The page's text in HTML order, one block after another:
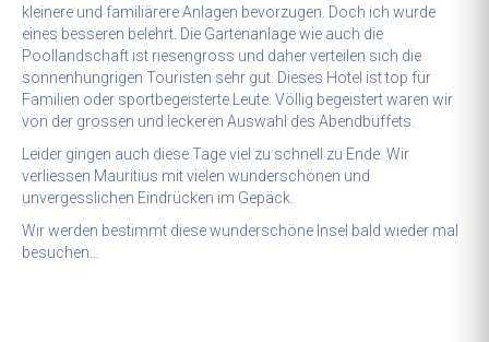
kleinere und familiärere Anlagen bevorzugen. Doch ich wurde
eines besseren belehrt. Die Gartenanlage wie auch die
Poollandschaft ist riesengross und daher verteilen sich die
sonnenhungrigen Touristen sehr gut. Dieses Hotel ist top für
Familien oder sportbegeisterte Leute. Völlig begeistert waren wir
von der grossen und leckeren Auswahl des Abendbuffets.
Leider gingen auch diese Tage viel zu schnell zu Ende. Wir
verliessen Mauritius mit vielen wunderschönen und
unvergesslichen Eindrücken im Gepäck.
Wir werden bestimmt diese wunderschöne Insel bald wieder mal
besuchen…